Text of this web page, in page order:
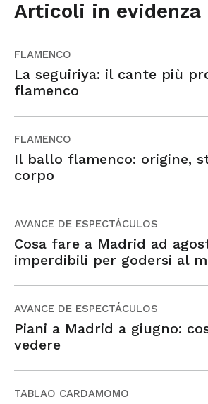
Articoli in evidenza
FLAMENCO
La seguiriya: il cante più
flamenco
FLAMENCO
Il ballo flamenco: origine,
corpo
AVANCE DE ESPECTÁCULOS
Cosa fare a Madrid ad
imperdibili per godersi al
AVANCE DE ESPECTÁCULOS
Piani a Madrid a giugno:
vedere
TABLAO CARDAMOMO